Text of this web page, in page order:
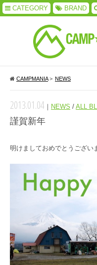
CATEGORY BRAND
CAMPMANIA> NEWS
2013.01.04 ｜ NEWS / ALL
謹賀新年
明けましておめでとうござい